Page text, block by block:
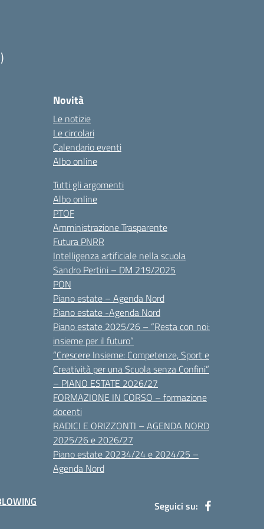
Novità
Le notizie
Le circolari
Calendario eventi
Albo online
Tutti gli argomenti
Albo online
PTOF
Amministrazione Trasparente
Futura PNRR
Intelligenza artificiale nella scuola
Sandro Pertini – DM 219/2025
PON
Piano estate – Agenda Nord
Piano estate -Agenda Nord
Piano estate 2025/26 – “Resta con noi:
insieme per il futuro”
“Crescere Insieme: Competenze, Sport e
Creatività per una Scuola senza Confini”
– PIANO ESTATE 2026/27
FORMAZIONE IN CORSO – formazione
docenti
RADICI E ORIZZONTI – AGENDA NORD
2025/26 e 2026/27
Piano estate 20234/24 e 2024/25 –
Agenda Nord
Seguici su: